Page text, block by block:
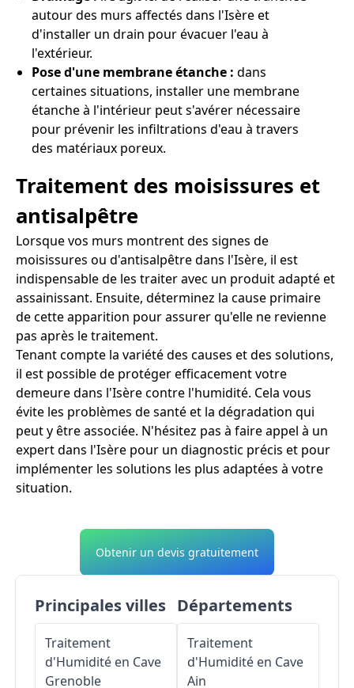
autour des murs affectés dans l'Isère et
d'installer un drain pour évacuer l'eau à
l'extérieur.
Pose d'une membrane étanche : dans
certaines situations, installer une membrane
étanche à l'intérieur peut s'avérer nécessaire
pour prévenir les infiltrations d'eau à travers
des matériaux poreux.
Traitement des moisissures et
antisalpêtre
Lorsque vos murs montrent des signes de
moisissures ou d'antisalpêtre dans l'Isère, il est
indispensable de les traiter avec un produit adapté et
assainissant. Ensuite, déterminez la cause primaire
de cette apparition pour assurer qu'elle ne revienne
pas après le traitement.
Tenant compte la variété des causes et des solutions,
il est possible de protéger efficacement votre
demeure dans l'Isère contre l'humidité. Cela vous
évite les problèmes de santé et la dégradation qui
peut y être associée. N'hésitez pas à faire appel à un
expert dans l'Isère pour un diagnostic précis et pour
implémenter les solutions les plus adaptées à votre
situation.
Obtenir un devis gratuitement
Principales villes
Traitement
d'Humidité en Cave
Grenoble
Départements
Traitement
d'Humidité en Cave
Ain